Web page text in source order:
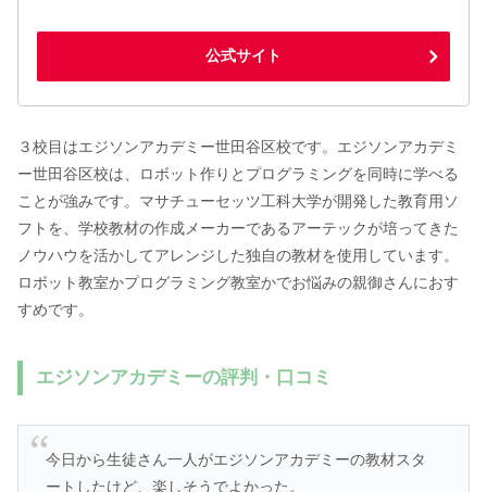
公式サイト
３校目はエジソンアカデミー世田谷区校です。エジソンアカデミ
ー世田谷区校は、ロボット作りとプログラミングを同時に学べる
ことが強みです。マサチューセッツ工科大学が開発した教育用ソ
フトを、学校教材の作成メーカーであるアーテックが培ってきた
ノウハウを活かしてアレンジした独自の教材を使用しています。
ロボット教室かプログラミング教室かでお悩みの親御さんにおす
すめです。
エジソンアカデミーの評判・口コミ
今日から生徒さん一人がエジソンアカデミーの教材スタ
ートしたけど、楽しそうでよかった。